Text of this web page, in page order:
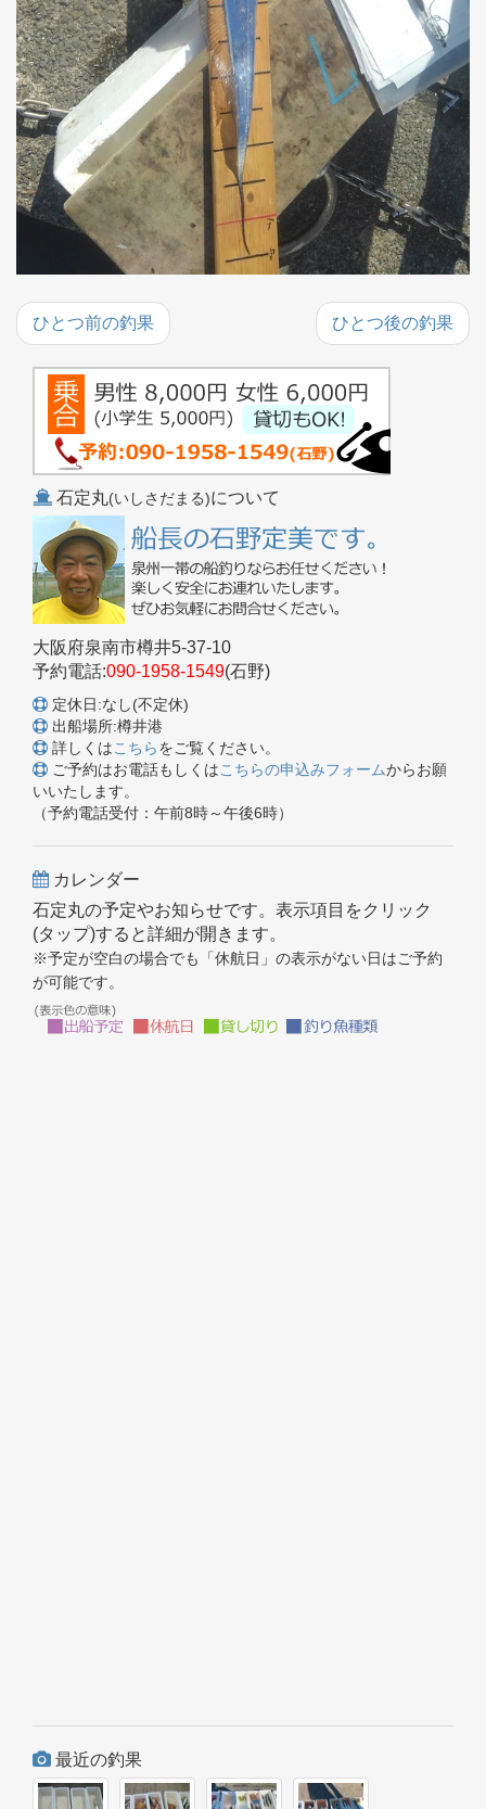
ひとつ前の釣果 ひとつ後の釣果
石定丸(いしさだまる)について
大阪府泉南市樽井5-37-10
予約電話:090-1958-1549(石野)
定休日:なし(不定休)
出船場所:樽井港
詳しくはこちらをご覧ください。
ご予約はお電話もしくはこちらの申込みフォームからお願
いいたします。
（予約電話受付：午前8時～午後6時）
カレンダー
石定丸の予定やお知らせです。表示項目をクリック
(タップ)すると詳細が開きます。
※予定が空白の場合でも「休航日」の表示がない日はご予約
が可能です。
最近の釣果